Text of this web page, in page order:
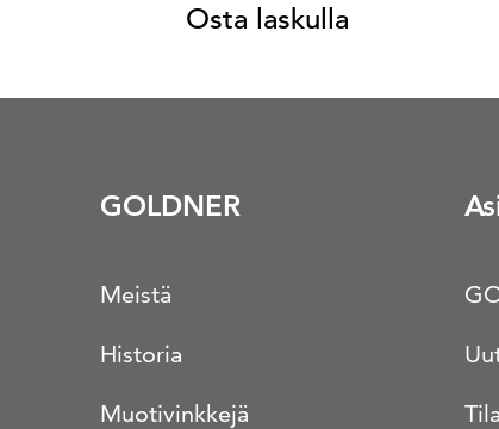
Osta laskulla
GOLDNER
Meistä
Historia
Muotivinkkejä